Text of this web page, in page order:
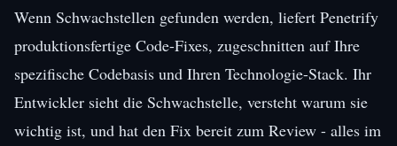
Wenn Schwachstellen gefunden werden, liefert Penetrify
produktionsfertige Code-Fixes, zugeschnitten auf Ihre
spezifische Codebasis und Ihren Technologie-Stack. Ihr
Entwickler sieht die Schwachstelle, versteht warum sie
wichtig ist, und hat den Fix bereit zum Review - alles im